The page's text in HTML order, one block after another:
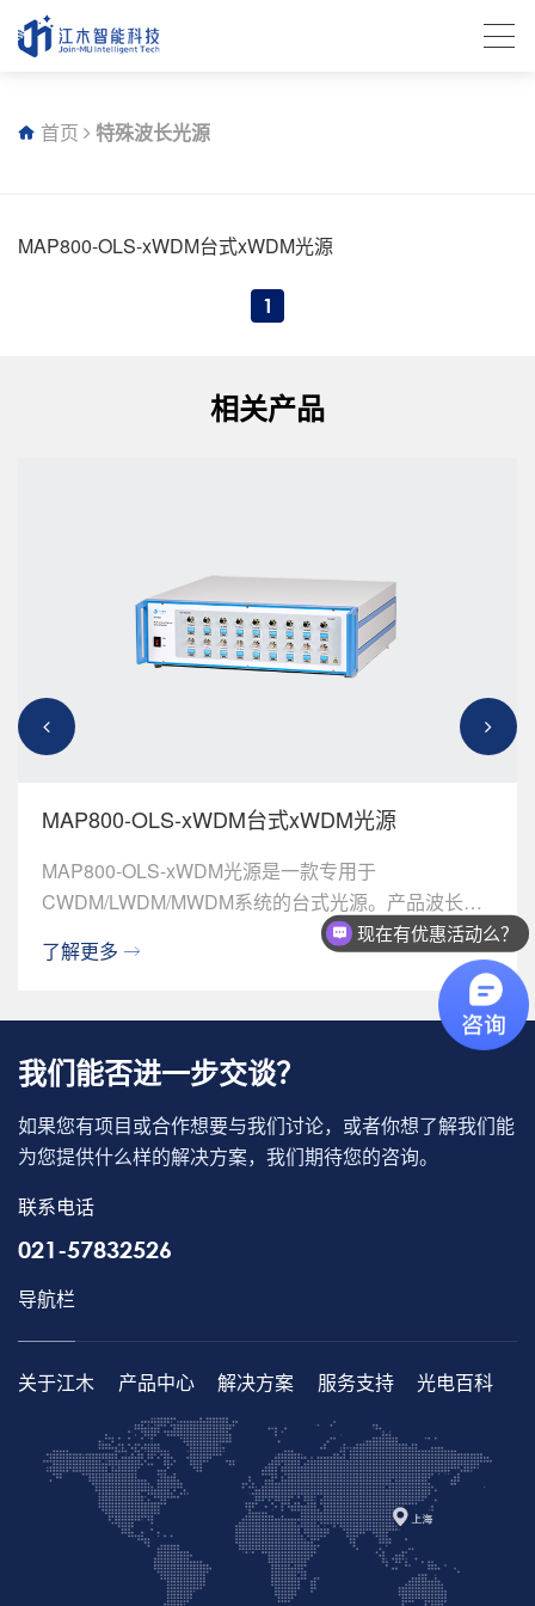
首页 特殊波长光源
MAP800-OLS-xWDM台式xWDM光源
1
相关产品
MAP800-OLS-xWDM台式xWDM光源
MAP800-OLS-xWDM光源是一款专用于
CWDM/LWDM/MWDM系统的台式光源。产品波长
了解更多
我们能否进一步交谈？
如果您有项目或合作想要与我们讨论，或者你想了解我们能
为您提供什么样的解决方案，我们期待您的咨询。
联系电话
021-57832526
导航栏
关于江木 产品中心 解决方案 服务支持 光电百科
现在有优惠活动么？